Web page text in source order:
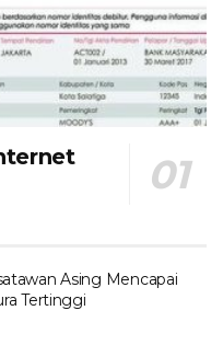
Asing Mencapai
Tertinggi